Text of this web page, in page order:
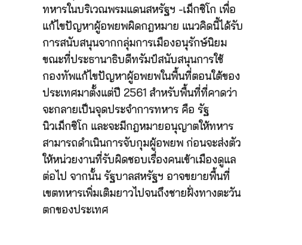
ทหารในบริเวณพรมแดนสหรัฐฯ -เม็กซิโก เพื่อ
แก้ไขปัญหาผู้อพยพผิดกฎหมาย แนวคิดนี้ได้รับ
การสนับสนุนจากกลุ่มการเมืองอนุรักษ์นิยม
ขณะที่ประธานาธิบดีทรัมป์สนับสนุนการใช้
กองทัพแก้ไขปัญหาผู้อพยพในพื้นที่ตอนใต้ของ
ประเทศมาตั้งแต่ปี 2561 สำหรับพื้นที่ที่คาดว่า
จะกลายเป็นจุดประจำการทหาร คือ รัฐ
นิวเม็กซิโก และจะมีกฎหมายอนุญาตให้ทหาร
สามารถดำเนินการจับกุมผู้อพยพ ก่อนจะส่งตัว
ให้หน่วยงานที่รับผิดชอบเรื่องคนเข้าเมืองดูแล
ต่อไป จากนั้น รัฐบาลสหรัฐฯ อาจขยายพื้นที่
เขตทหารเพิ่มเติมยาวไปจนถึงชายฝั่งทางตะวัน
ตกของประเทศ